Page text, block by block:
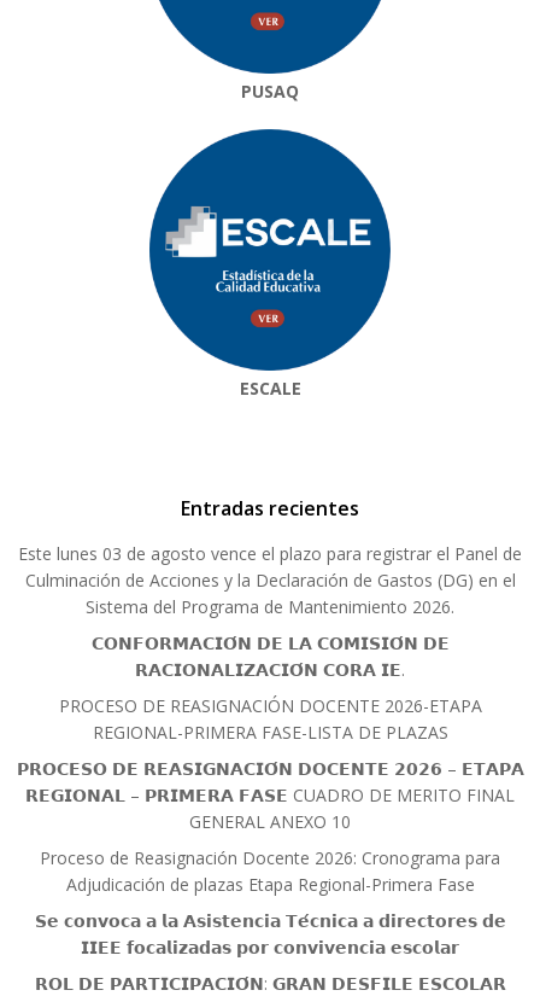
PUSAQ
ESCALE
Entradas recientes
Este lunes 03 de agosto vence el plazo para registrar el Panel de
Culminación de Acciones y la Declaración de Gastos (DG) en el
Sistema del Programa de Mantenimiento 2026.
𝗖𝗢𝗡𝗙𝗢𝗥𝗠𝗔𝗖𝗜𝗢́𝗡 𝗗𝗘 𝗟𝗔 𝗖𝗢𝗠𝗜𝗦𝗜𝗢́𝗡 𝗗𝗘
𝗥𝗔𝗖𝗜𝗢𝗡𝗔𝗟𝗜𝗭𝗔𝗖𝗜𝗢́𝗡 𝗖𝗢𝗥𝗔 𝗜𝗘.
PROCESO DE REASIGNACIÓN DOCENTE 2026-ETAPA
REGIONAL-PRIMERA FASE-LISTA DE PLAZAS
𝗣𝗥𝗢𝗖𝗘𝗦𝗢 𝗗𝗘 𝗥𝗘𝗔𝗦𝗜𝗚𝗡𝗔𝗖𝗜𝗢́𝗡 𝗗𝗢𝗖𝗘𝗡𝗧𝗘 𝟮𝟬𝟮𝟲 – 𝗘𝗧𝗔𝗣𝗔
𝗥𝗘𝗚𝗜𝗢𝗡𝗔𝗟 – 𝗣𝗥𝗜𝗠𝗘𝗥𝗔 𝗙𝗔𝗦𝗘 CUADRO DE MERITO FINAL
GENERAL ANEXO 10
Proceso de Reasignación Docente 2026: Cronograma para
Adjudicación de plazas Etapa Regional-Primera Fase
𝗦𝗲 𝗰𝗼𝗻𝘃𝗼𝗰𝗮 𝗮 𝗹𝗮 𝗔𝘀𝗶𝘀𝘁𝗲𝗻𝗰𝗶𝗮 𝗧𝗲́𝗰𝗻𝗶𝗰𝗮 𝗮 𝗱𝗶𝗿𝗲𝗰𝘁𝗼𝗿𝗲𝘀 𝗱𝗲
𝗜𝗜𝗘𝗘 𝗳𝗼𝗰𝗮𝗹𝗶𝘇𝗮𝗱𝗮𝘀 𝗽𝗼𝗿 𝗰𝗼𝗻𝘃𝗶𝘃𝗲𝗻𝗰𝗶𝗮 𝗲𝘀𝗰𝗼𝗹𝗮𝗿
𝗥𝗢𝗟 𝗗𝗘 𝗣𝗔𝗥𝗧𝗜𝗖𝗜𝗣𝗔𝗖𝗜𝗢́𝗡: 𝗚𝗥𝗔𝗡 𝗗𝗘𝗦𝗙𝗜𝗟𝗘 𝗘𝗦𝗖𝗢𝗟𝗔𝗥